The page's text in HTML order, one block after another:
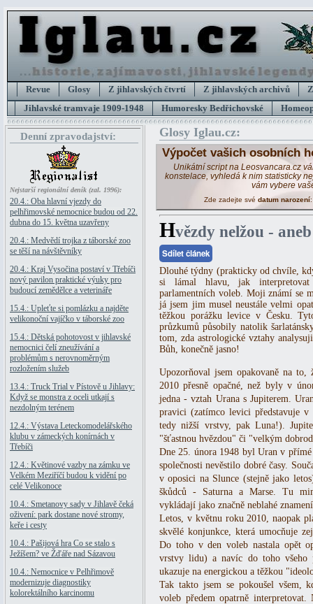
Revue Glosy Z jihlavských čtvrtí Z jihlavských archivů
Jihlavské tramvaje 1909-1948
Humoresky Bedřichovské
Denní zpravodajství:
Nejstarší regionální deník (zal. 1996):
20.4.: Oba hlavní vjezdy do
pelhřimovské nemocnice budou od 22.
dubna do 15. května uzavřeny
20.4.: Medvědí trojka z táborské zoo
se těší na návštěvníky
20.4.: Kraj Vysočina postaví v Třebíči
nový pavilon praktické výuky pro
budoucí zemědělce a veterináře
15.4.: Upleťte si pomlázku a najděte
velikonoční vajíčko v táborské zoo
15.4.: Dětská pohotovost v jihlavské
nemocnici čelí zneužívání a
problémům s nerovnoměrným
rozložením služeb
13.4.: Truck Trial v Pístově u Jihlavy:
Když se monstra z oceli utkají s
nezdolným terénem
12.4.: Výstava Leteckomodelářského
klubu v zámeckých konírnách v
Třebíči
12.4.: Květinové vazby na zámku ve
Velkém Meziříčí budou k vidění po
celé Velikonoce
10.4.: Smetanovy sady v Jihlavě čeká
oživení: park dostane nové stromy,
keře i cesty
10.4.: Pašijová hra Co se stalo s
Ježíšem? ve Žďáře nad Sázavou
10.4.: Nemocnice v Pelhřimově
modernizuje diagnostiky
kolorektálního karcinomu
Glosy Iglau.cz:
Výpočet vašich osobních
Unikátní script na Leosvancara.cz
konstelace, vyhledá k nim statisticky
vám vybere
Zde zadejte své datum narození
Hvězdy nelžou -
Sdílet článek
Dlouhé týdny (prakticky od chvíle,
si lámal hlavu, jak
parlamentních voleb. Moji známí se
já jsem jim musel neustále velmi
těžkou porážku levice v Česku.
průzkumů působily natolik
tom, zda astrologické vztahy
Bůh, konečně jasno!
Upozorňoval jsem opakovaně na to,
2010 přesně opačné, než byly v
jedna - vztah Urana s Jupiterem.
pravici (zatímco levici představuje
tedy nižší vrstvy, pak Luna!).
"šťastnou hvězdou" či "velkým
Dne 25. února 1948 byl Uran v
společnosti nevěstilo dobré časy.
v oposici na Slunce (stejně jako
škůdců - Saturna a Marse. Tu
vykládají jako značně neblahé
Letos, v květnu roku 2010, naopak
skvělé konjunkce, která umocňuje
Do toho v den voleb nastala opět
vrstvy lidu) a navíc do toho všeho
ukazuje na energickou a těžkou
Tak takto jsem se pokoušel všem,
voleb předem opatrně